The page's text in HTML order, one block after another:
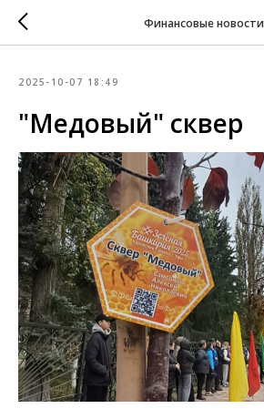
Финансовые новости
2025-10-07 18:49
"Медовый" сквер